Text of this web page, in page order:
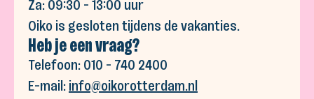
Za: 09:30 - 13:00 uur
Oiko is gesloten tijdens de vakanties.
Heb je een vraag?
Telefoon: 010 - 740 2400
E-mail: info@oikorotterdam.nl​